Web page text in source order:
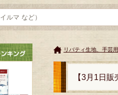
リバティ生地、手芸
【3月1日